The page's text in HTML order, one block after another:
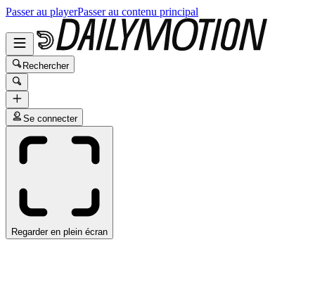
Passer au playerPasser au contenu principal
Rechercher
Se connecter
Regarder en plein écran